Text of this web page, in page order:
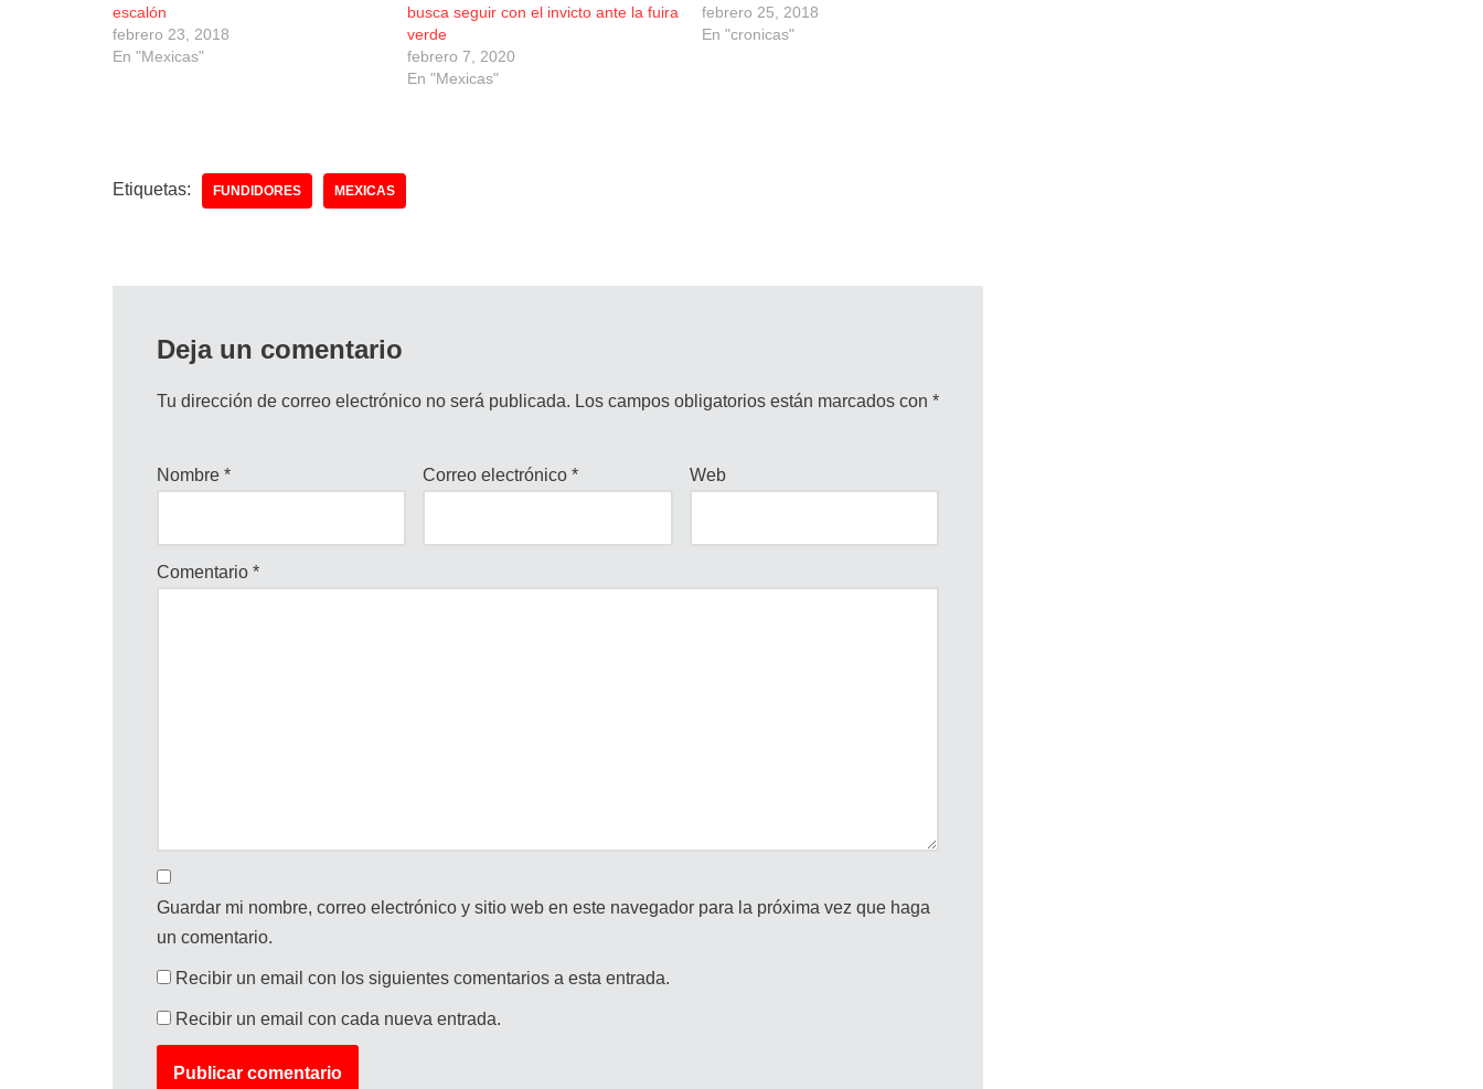
escalón
febrero 23, 2018
En "Mexicas"
busca seguir con el invicto ante la fuira
verde
febrero 7, 2020
En "Mexicas"
febrero 25, 2018
En "cronicas"
Etiquetas: FUNDIDORES MEXICAS
Deja un comentario
Tu dirección de correo electrónico no será publicada. Los campos obligatorios están marcados con *
Nombre * Correo electrónico* Web
Comentario *
Guardar mi nombre, correo electrónico y sitio web en este navegador para la próxima vez que haga
un comentario.
Recibir un email con los siguientes comentarios a esta entrada.
Recibir un email con cada nueva entrada.